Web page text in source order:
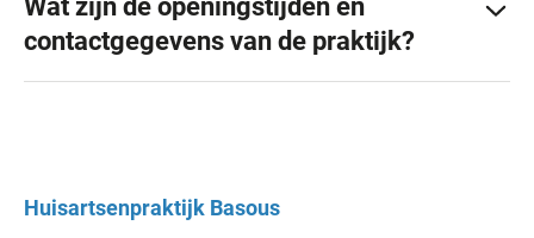
Wat zijn de openingstijden en
contactgegevens van de praktijk?
Huisartsenpraktijk Basous